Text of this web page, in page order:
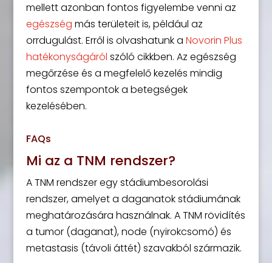
mellett azonban fontos figyelembe venni az
egészség más területeit is, például az
orrdugulást. Erről is olvashatunk a Novorin Plus
hatékonyságáról szóló cikkben. Az egészség
megőrzése és a megfelelő kezelés mindig
fontos szempontok a betegségek
kezelésében.
FAQs
Mi az a TNM rendszer?
A TNM rendszer egy stádiumbesorolási
rendszer, amelyet a daganatok stádiumának
meghatározására használnak. A TNM rövidítés
a tumor (daganat), node (nyirokcsomó) és
metastasis (távoli áttét) szavakból származik.